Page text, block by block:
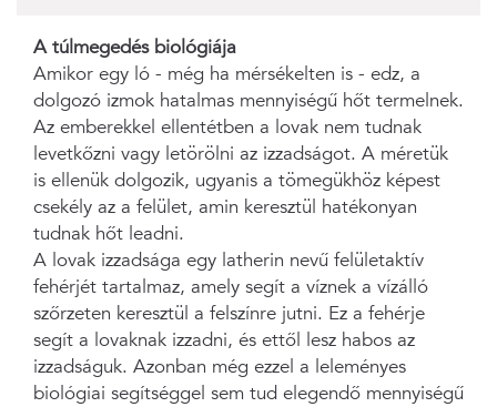
A túlmegedés biológiája
Amikor egy ló - még ha mérsékelten is - edz, a
dolgozó izmok hatalmas mennyiségű hőt termelnek.
Az emberekkel ellentétben a lovak nem tudnak
levetkőzni vagy letörölni az izzadságot. A méretük
is ellenük dolgozik, ugyanis a tömegükhöz képest
csekély az a felület, amin keresztül hatékonyan
tudnak hőt leadni.
A lovak izzadsága egy latherin nevű felületaktív
fehérjét tartalmaz, amely segít a víznek a vízálló
szőrzeten keresztül a felszínre jutni. Ez a fehérje
segít a lovaknak izzadni, és ettől lesz habos az
izzadságuk. Azonban még ezzel a leleményes
biológiai segítséggel sem tud elegendő mennyiségű